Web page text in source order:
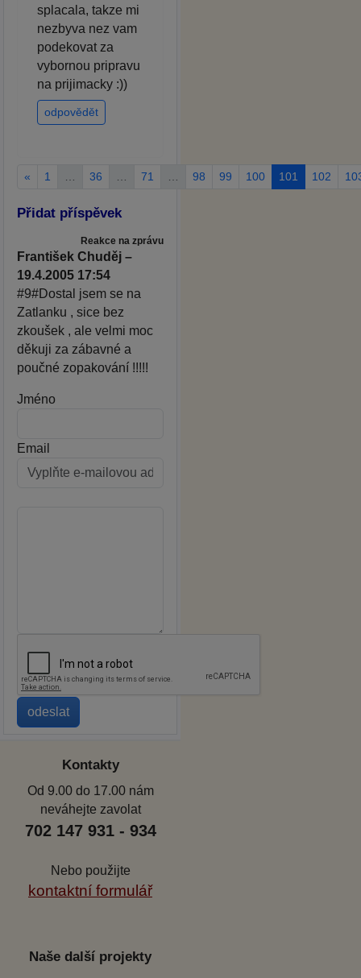
splacala, takze mi
nezbyva nez vam
podekovat za
vybornou pripravu
na prijimacky :))
odpovědět
« 1 36 71 98 99 100 101 102
Přidat příspěvek
Reakce na zprávu
František Chuděj –
19.4.2005 17:54
#9#Dostal jsem se na
Zatlanku , sice bez
zkoušek , ale velmi moc
děkuji za zábavné a
poučné zopakování !!!!!
Jméno
Email
Kontakty
Od 9.00 do 17.00 nám
neváhejte zavolat
702 147 931 - 934
Nebo použijte
kontaktní formulář
Naše další projekty